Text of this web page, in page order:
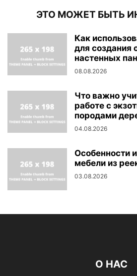
ЭТО МОЖЕТ БЫТЬ
Как
для создания
настенных
08.08.2026
Что важно
работе с
породами
04.08.2026
Особенности
мебели из
03.08.2026
О НАС